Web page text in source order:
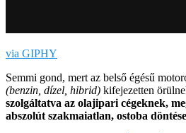
via GIPHY
Semmi gond, mert az belső égésű
(benzin, dízel, hibrid) kifejezetten
szolgáltatva az olajipari cégeknek,
abszolút szakmaiatlan, ostoba